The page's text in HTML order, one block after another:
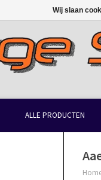
ALLE PRODUCTEN
Wij slaan